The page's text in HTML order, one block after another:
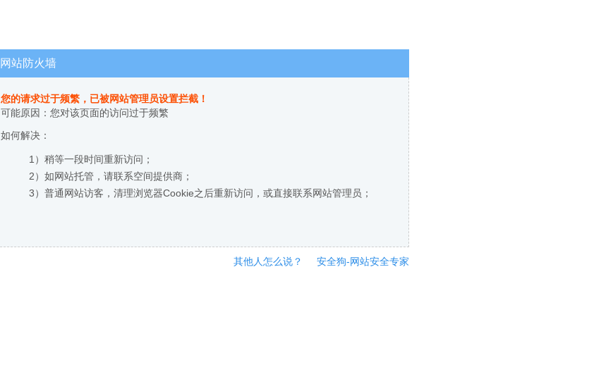
网站防火墙
您的请求过于频繁，已被网站管理员设置拦截！
可能原因：您对该页面的访问过于频繁
如何解决：
1）稍等一段时间重新访问；
2）如网站托管，请联系空间提供商；
3）普通网站访客，清理浏览器Cookie之后重新访问，或直接联系网站管理员；
其他人怎么说？ 安全狗-网站安全专家